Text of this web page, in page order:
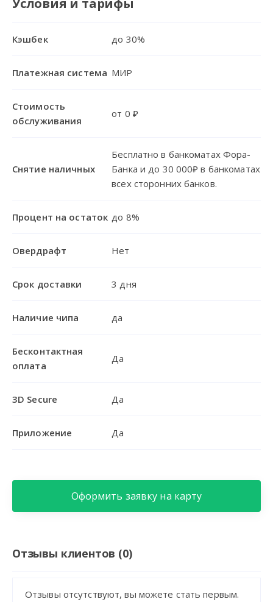
Кэшбек до 30%
Платежная система МИР
Стоимость
обслуживания
от 0 ₽
Снятие наличных
Бесплатно в банкоматах Фора-
Банка и до 30 000₽ в банкоматах
всех сторонних банков.
Процент на остаток до 8%
Овердрафт Нет
Срок доставки 3 дня
Наличие чипа да
Бесконтактная
оплата
Да
3D Secure Да
Приложение Да
Оформить заявку на карту
Отзывы клиентов (0)
Отзывы отсутствуют, вы можете стать первым.